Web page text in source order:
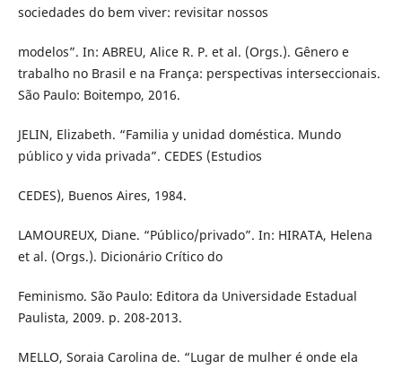
sociedades do bem viver: revisitar nossos
modelos”. In: ABREU, Alice R. P. et al. (Orgs.). Gênero e
trabalho no Brasil e na França: perspectivas interseccionais.
São Paulo: Boitempo, 2016.
JELIN, Elizabeth. “Familia y unidad doméstica. Mundo
público y vida privada”. CEDES (Estudios
CEDES), Buenos Aires, 1984.
LAMOUREUX, Diane. “Público/privado”. In: HIRATA, Helena
et al. (Orgs.). Dicionário Crítico do
Feminismo. São Paulo: Editora da Universidade Estadual
Paulista, 2009. p. 208-2013.
MELLO, Soraia Carolina de. “Lugar de mulher é onde ela